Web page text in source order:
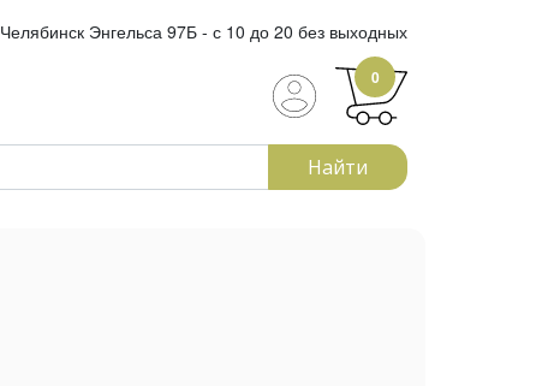
Челябинск Энгельса 97Б - с 10 до 20 без выходных
0
Найти